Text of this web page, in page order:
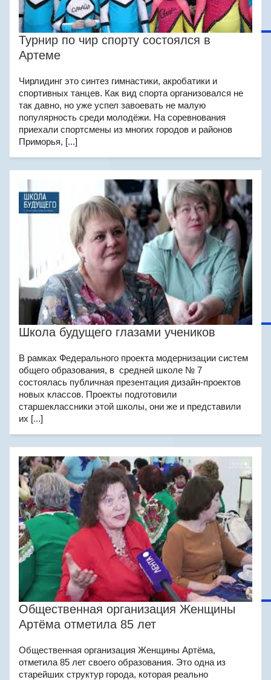
Турнир по чир спорту состоялся в
Артеме
Чирлидинг это синтез гимнастики, акробатики и
спортивных танцев. Как вид спорта организовался не
так давно, но уже успел завоевать не малую
популярность среди молодёжи. На соревнования
приехали спортсмены из многих городов и районов
Приморья, [...]
Школа будущего глазами учеников
В рамках Федерального проекта модернизации систем
общего образования, в средней школе № 7
состоялась публичная презентация дизайн-проектов
новых классов. Проекты подготовили
старшеклассники этой школы, они же и представили
их [...]
Общественная организация Женщины
Артёма отметила 85 лет
Общественная организация Женщины Артёма,
отметила 85 лет своего образования. Это одна из
старейших структур города, которая реально